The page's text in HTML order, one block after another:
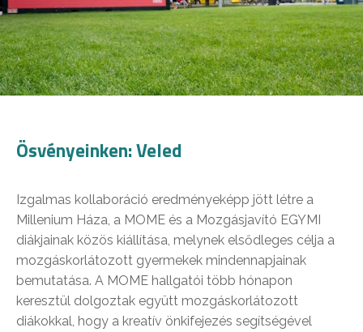
Ösvényeinken: Veled
Izgalmas kollaboráció eredményeképp jött létre a
Millenium Háza, a MOME és a Mozgásjavító EGYMI
diákjainak közös kiállítása, melynek elsődleges célja a
mozgáskorlátozott gyermekek mindennapjainak
bemutatása. A MOME hallgatói több hónapon
keresztül dolgoztak együtt mozgáskorlátozott
diákokkal, hogy a kreatív önkifejezés segítségével